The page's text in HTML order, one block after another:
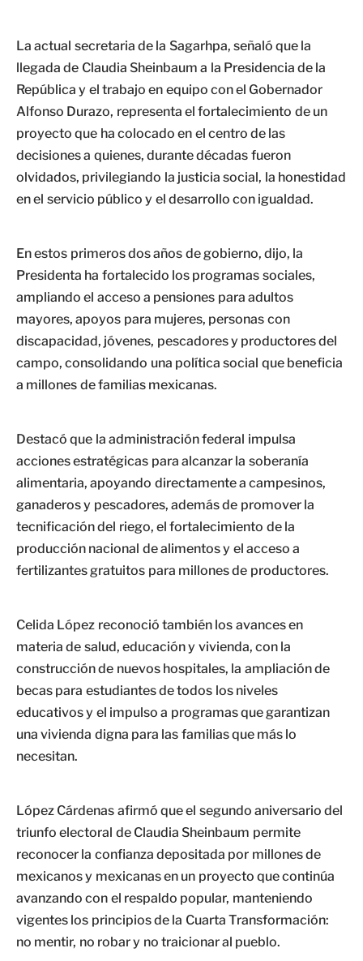
La actual secretaria de la Sagarhpa, señaló que la
llegada de Claudia Sheinbaum a la Presidencia de la
República y el trabajo en equipo con el Gobernador
Alfonso Durazo, representa el fortalecimiento de un
proyecto que ha colocado en el centro de las
decisiones a quienes, durante décadas fueron
olvidados, privilegiando la justicia social, la honestidad
en el servicio público y el desarrollo con igualdad.
En estos primeros dos años de gobierno, dijo, la
Presidenta ha fortalecido los programas sociales,
ampliando el acceso a pensiones para adultos
mayores, apoyos para mujeres, personas con
discapacidad, jóvenes, pescadores y productores del
campo, consolidando una política social que beneficia
a millones de familias mexicanas.
Destacó que la administración federal impulsa
acciones estratégicas para alcanzar la soberanía
alimentaria, apoyando directamente a campesinos,
ganaderos y pescadores, además de promover la
tecnificación del riego, el fortalecimiento de la
producción nacional de alimentos y el acceso a
fertilizantes gratuitos para millones de productores.
Celida López reconoció también los avances en
materia de salud, educación y vivienda, con la
construcción de nuevos hospitales, la ampliación de
becas para estudiantes de todos los niveles
educativos y el impulso a programas que garantizan
una vivienda digna para las familias que más lo
necesitan.
López Cárdenas afirmó que el segundo aniversario del
triunfo electoral de Claudia Sheinbaum permite
reconocer la confianza depositada por millones de
mexicanos y mexicanas en un proyecto que continúa
avanzando con el respaldo popular, manteniendo
vigentes los principios de la Cuarta Transformación:
no mentir, no robar y no traicionar al pueblo.